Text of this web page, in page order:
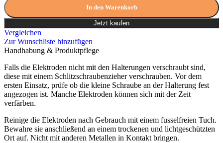
In den Warenkorb
Jetzt kaufen
Vergleichen
Zur Wunschliste hinzufügen
Handhabung & Produktpflege
Falls die Elektroden nicht mit den Halterungen verschraubt sind,
diese mit einem Schlitzschraubenzieher verschrauben. Vor dem
ersten Einsatz, prüfe ob die kleine Schraube an der Halterung fest
angezogen ist. Manche Elektroden können sich mit der Zeit
verfärben.
Reinige die Elektroden nach Gebrauch mit einem fusselfreien Tuch.
Bewahre sie anschließend an einem trockenen und lichtgeschützten
Ort auf. Nicht mit anderen Metallen in Kontakt bringen.